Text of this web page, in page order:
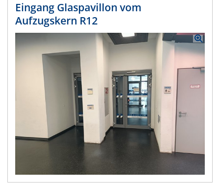
Eingang Glaspavillon vom
Aufzugskern R12